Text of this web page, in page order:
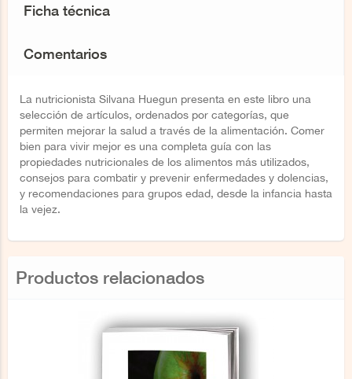
Ficha técnica
Comentarios
La nutricionista Silvana Huegun presenta en este libro una
selección de artículos, ordenados por categorías, que
permiten mejorar la salud a través de la alimentación. Comer
bien para vivir mejor es una completa guía con las
propiedades nutricionales de los alimentos más utilizados,
consejos para combatir y prevenir enfermedades y dolencias,
y recomendaciones para grupos edad, desde la infancia hasta
la vejez.
Productos relacionados